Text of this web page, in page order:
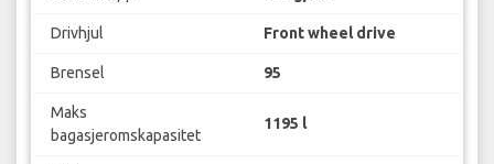
Drivhjul Front wheel drive
Brensel 95
Maks
bagasjeromskapasitet
1195 l